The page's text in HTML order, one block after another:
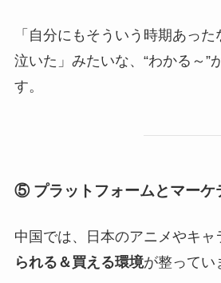
「自分にもそういう時期あっ
泣いた」みたいな、“わかる～”
す。
⑤ プラットフォームとマーケ
中国では、日本のアニメやキャ
られる＆買える環境が整ってい